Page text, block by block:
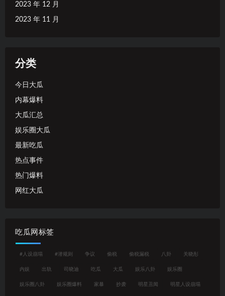
2023 年 12 月
2023 年 11 月
分类
今日大瓜
内幕爆料
大瓜汇总
娱乐圈大瓜
最新吃瓜
热点事件
热门爆料
网红大瓜
吃瓜网标签
#人设崩塌 #潜规则 争议 偷税 偷税漏税 八卦 关晓彤
内娱 出轨 司晓迪 吃瓜 大瓜 娱乐八卦 娱乐圈
娱乐圈八卦 娱乐圈爆料 家暴 抄袭 明星丑闻 明星人设崩塌